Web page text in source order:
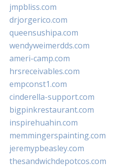
jmpbliss.com
drjorgerico.com
queensushipa.com
wendyweimerdds.com
ameri-camp.com
hrsreceivables.com
empconst1.com
cinderella-support.com
bigpinkrestaurant.com
inspirehuahin.com
memmingerspainting.com
jeremypbeasley.com
thesandwichdepotcos.com